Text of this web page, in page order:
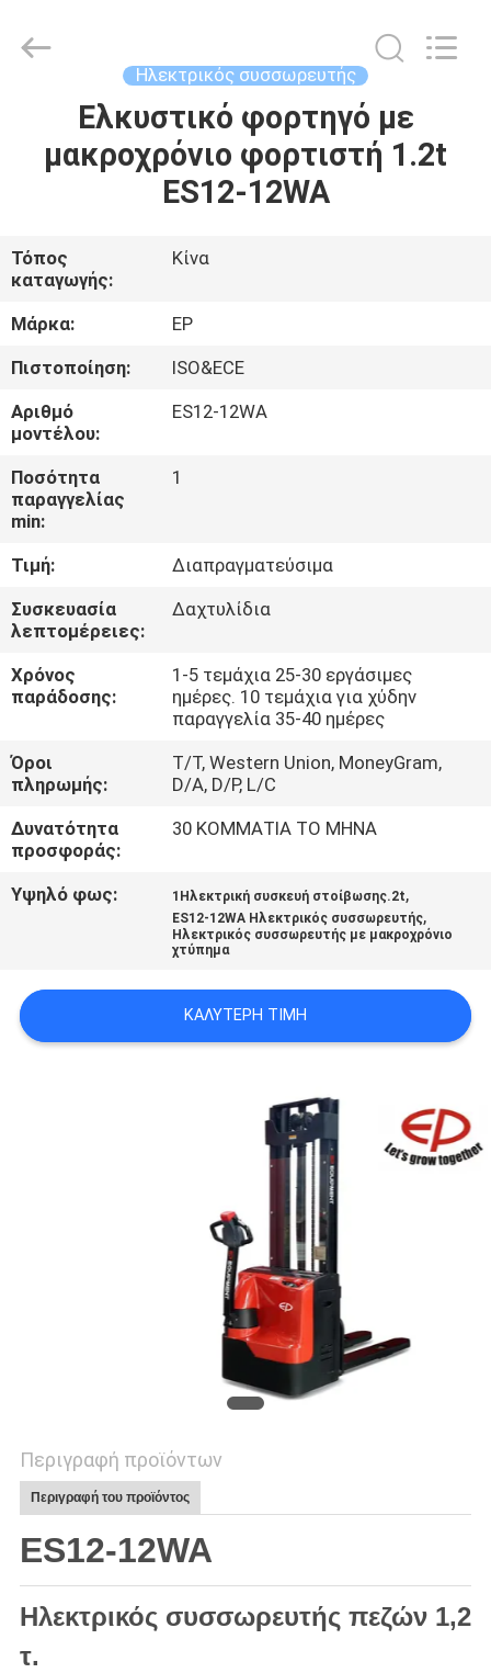
ΑΡΧΙΚΉ
ΣΕΛΊΔΑ
ΣΧΕΤΙΚΆ
ΜΕ
ΕΜΆΣ
ΓΎΡΟΣ
ΕΡΓΟΣΤΑΣΊΩΝ
ΠΟΙΟΤΙΚΌΣ
ΈΛΕΓΧΟΣ
ΕΠΑΦΉ
SITEMAP
ΠΟΛΙΤΙΚΉ
ΑΠΟΡΡΉΤΟΥ
CO.,LIMITED.
Ηλεκτρικός συσσωρευτής
Ελκυστικό φορτηγό με
μακροχρόνιο φορτιστή 1.2t
ES12-12WA
Τόπος
καταγωγής:
Κίνα
Μάρκα:
EP
Πιστοποίηση:
ISO&ECE
Αριθμό
μοντέλου:
ES12-12WA
Ποσότητα
παραγγελίας
min:
1
Τιμή:
Διαπραγματεύσιμα
Συσκευασία
λεπτομέρειες:
Δαχτυλίδια
Χρόνος
παράδοσης:
1-5 τεμάχια 25-30 εργάσιμες
ημέρες. 10 τεμάχια για χύδην
παραγγελία 35-40 ημέρες
Όροι
πληρωμής:
T/T, Western Union, MoneyGram,
D/A, D/P, L/C
Δυνατότητα
προσφοράς:
30 ΚΟΜΜΑΤΙΑ ΤΟ ΜΗΝΑ
Υψηλό φως: 1Ηλεκτρική συσκευή στοίβωσης.2t,
ES12-12WA Ηλεκτρικός συσσωρευτής,
Ηλεκτρικός συσσωρευτής με μακροχρόνιο
χτύπημα
ΚΑΛΎΤΕΡΗ ΤΙΜΉ
Περιγραφή προϊόντων
Περιγραφή του προϊόντος
ES12-12WA
Ηλεκτρικός συσσωρευτής πεζών 1,2
τ.